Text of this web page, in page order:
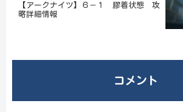
【アークナイツ】６－１ 膠着状態 攻
略詳細情報
コメント